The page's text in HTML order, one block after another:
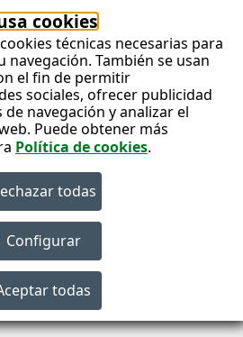
cookies
técnicas necesarias para
También se usan
el fin de permitir
sociales, ofrecer publicidad
navegación y analizar el
Puede obtener más
Política de cookies.